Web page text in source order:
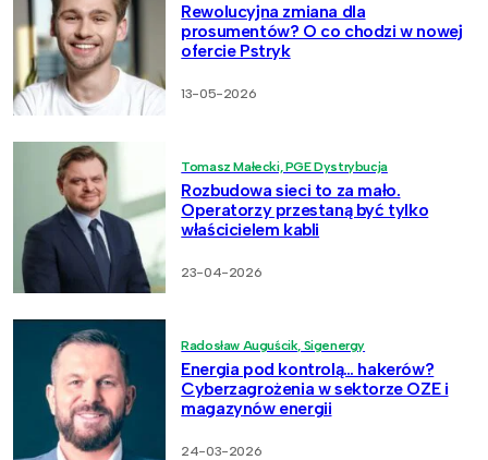
Rewolucyjna zmiana dla
prosumentów? O co chodzi w nowej
ofercie Pstryk
13-05-2026
Tomasz Małecki, PGE Dystrybucja
Rozbudowa sieci to za mało.
Operatorzy przestaną być tylko
właścicielem kabli
23-04-2026
Radosław Auguścik, Sigenergy
Energia pod kontrolą… hakerów?
Cyberzagrożenia w sektorze OZE i
magazynów energii
24-03-2026